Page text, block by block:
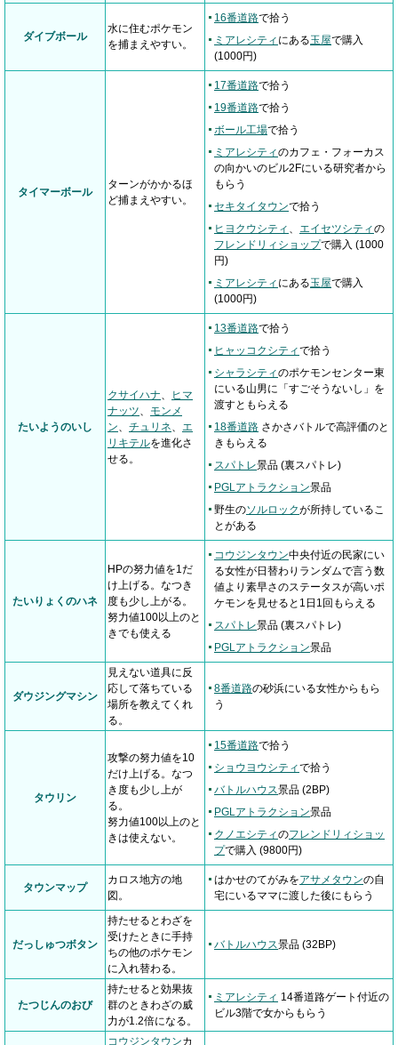
ダイブボール
水に住むポケモン
を捕まえやすい。
16番道路で拾う
ミアレシティ にある玉屋で購入
(1000円)
タイマーボール
ターンがかかるほ
ど捕まえやすい。
17番道路で拾う
19番道路で拾う
ボール工場で拾う
ミアレシティのカフェ・フォーカス
の向かいのビル2Fにいる研究者から
もらう
セキタイタウンで拾う
ヒヨクウシティ 、 エイセツシティの
フレンドリィショップで購入 (1000
円)
ミアレシティ にある玉屋で購入
(1000円)
たいようのいし
クサイハナ、
ヒマ
ナッツ、 モンメ
ン、 チュリネ、 エ
リキテルを進化さ
せる。
13番道路で拾う
ヒャッコクシティで拾う
シャラシティのポケモンセンター東
にいる山男に「すごそうないし」を
渡すともらえる
18番道路 さかさバトルで高評価のと
きもらえる
スパトレ景品 (裏スパトレ)
PGLアトラクション景品
野生のソルロックが所持しているこ
とがある
たいりょくのハネ
HPの努力値を1だ
け上げる。なつき
度も少し上がる。
努力値100以上のと
きでも使える
コウジンタウン中央付近の民家にい
る女性が日替わりランダムで言う数
値より素早さのステータスが高いポ
ケモンを見せると1日1回もらえる
スパトレ景品 (裏スパトレ)
PGLアトラクション景品
ダウジングマシン
見えない道具に反
応して落ちている
場所を教えてくれ
る。
8番道路の砂浜にいる女性からもら
う
タウリン
攻撃の努力値を10
だけ上げる。なつ
き度も少し上が
る。
努力値100以上のと
きは使えない。
15番道路で拾う
ショウヨウシティで拾う
バトルハウス景品 (2BP)
PGLアトラクション景品
クノエシティのフレンドリィショッ
プで購入 (9800円)
タウンマップ
カロス地方の地
図。
はかせのてがみをアサメタウンの自
宅にいるママに渡した後にもらう
だっしゅつボタン
持たせるとわざを
受けたときに手持
ちの他のポケモン
に入れ替わる。
バトルハウス景品 (32BP)
たつじんのおび
持たせると効果抜
群のときわざの威
力が1.2倍になる。
ミアレシティ 14番道路ゲート付近の
ビル3階で女からもらう
コウジンタウンカ